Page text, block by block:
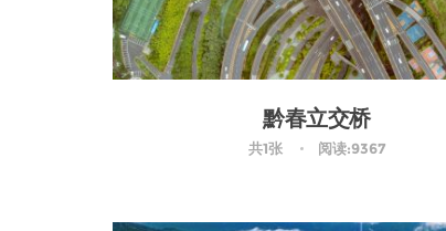
黔春立交桥
共1张 阅读:9367